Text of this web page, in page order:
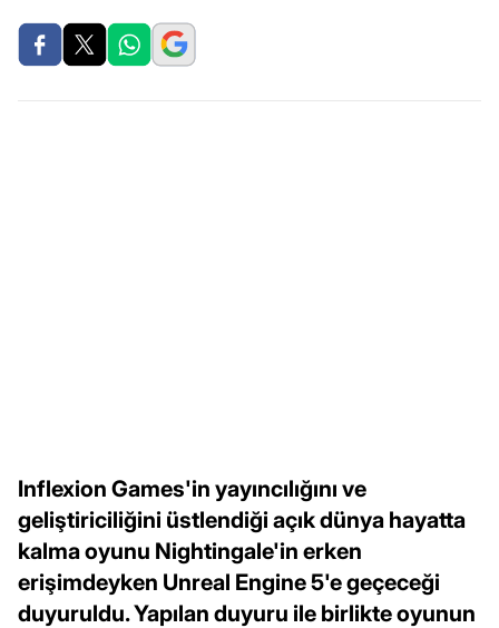
Inflexion Games'in yayıncılığını ve
geliştiriciliğini üstlendiği açık dünya hayatta
kalma oyunu Nightingale'in erken
erişimdeyken Unreal Engine 5'e geçeceği
duyuruldu. Yapılan duyuru ile birlikte oyunun